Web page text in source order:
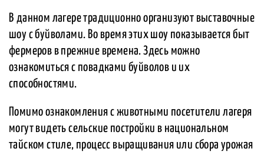
В данном лагере традиционно организуют выставочные
шоу с буйволами. Во время этих шоу показывается быт
фермеров в прежние времена. Здесь можно
ознакомиться с повадками буйволов и их
способностями.
Помимо ознакомления с животными посетители лагеря
могут видеть сельские постройки в национальном
тайском стиле, процесс выращивания или сбора урожая